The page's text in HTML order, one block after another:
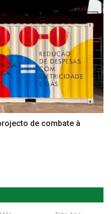
de combate à